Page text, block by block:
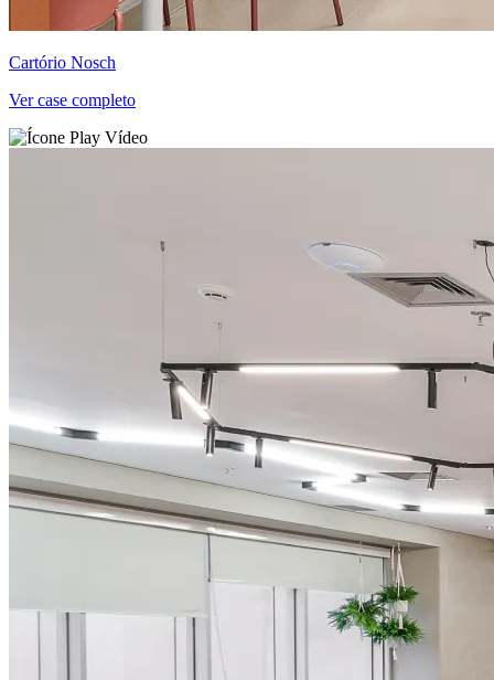
Cartório Nosch
Ver case completo